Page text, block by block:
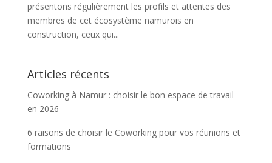
présentons régulièrement les profils et attentes des
membres de cet écosystème namurois en
construction, ceux qui...
Articles récents
Coworking à Namur : choisir le bon espace de travail
en 2026
6 raisons de choisir le Coworking pour vos réunions et
formations